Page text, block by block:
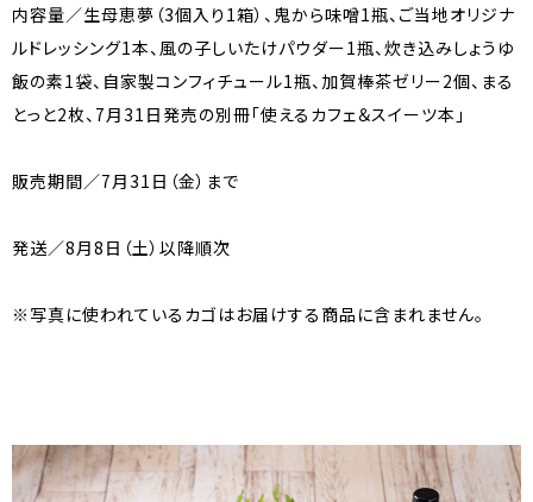
内容量／生母恵夢（3個入り1箱）、鬼から味噌1瓶、ご当地オリジナ
ルドレッシング1本、風の子しいたけパウダー1瓶、炊き込みしょうゆ
飯の素1袋、自家製コンフィチュール1瓶、加賀棒茶ゼリー2個、まる
とっと2枚、7月31日発売の別冊「使えるカフェ＆スイーツ本」
販売期間／7月31日（金）まで
発送／8月8日（土）以降順次
※写真に使われているカゴはお届けする商品に含まれません。